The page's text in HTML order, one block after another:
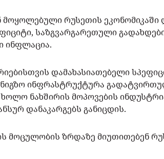
მოყოლებული რუსეთის
საზგვარგარეთული
ინფლაცია.
დამახასიათებელი
ინფრასტრუქტურა
ნახშირის მოპოვების
დანაკარგებს განიცდის.
ზრდაზე მიუთითებენ